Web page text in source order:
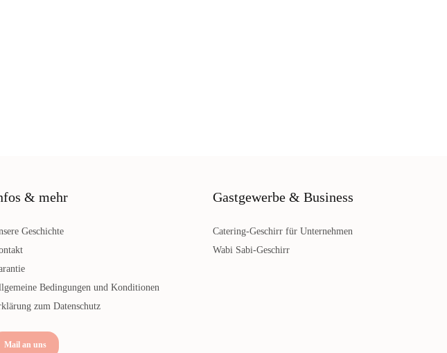
& mehr
Geschichte
Bedingungen und Konditionen
zum Datenschutz
Mail an uns
Gastgewerbe & Business
Catering-Geschirr für Unternehmen
Wabi Sabi-Geschirr